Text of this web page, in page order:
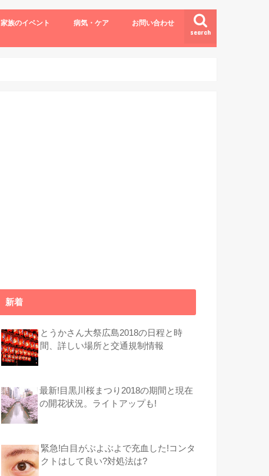
search
家族のイベント 病気・ケア お問い合わせ
新着
とうかさん大祭広島2018の日程と時
間、詳しい場所と交通規制情報
最新!目黒川桜まつり2018の期間と現在
の開花状況。ライトアップも!
緊急!白目がぶよぶよで充血した!コンタ
クトはして良い?対処法は?